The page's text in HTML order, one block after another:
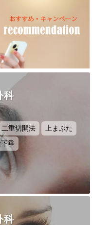
科
二重切開法
上まぶた
垂
科